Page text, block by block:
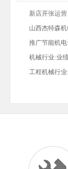
新店开张运营
山西杰特森
推广节能机
机械行业:业
工程机械行